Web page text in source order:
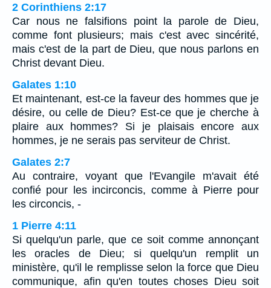
2 Corinthiens 2:17
Car nous ne falsifions point la parole de Dieu,
comme font plusieurs; mais c'est avec sincérité,
mais c'est de la part de Dieu, que nous parlons en
Christ devant Dieu.
Galates 1:10
Et maintenant, est-ce la faveur des hommes que je
désire, ou celle de Dieu? Est-ce que je cherche à
plaire aux hommes? Si je plaisais encore aux
hommes, je ne serais pas serviteur de Christ.
Galates 2:7
Au contraire, voyant que l'Evangile m'avait été
confié pour les incirconcis, comme à Pierre pour
les circoncis, -
1 Pierre 4:11
Si quelqu'un parle, que ce soit comme annonçant
les oracles de Dieu; si quelqu'un remplit un
ministère, qu'il le remplisse selon la force que Dieu
communique, afin qu'en toutes choses Dieu soit